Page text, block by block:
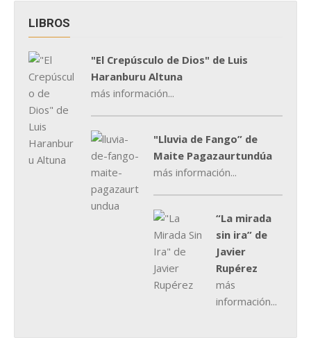
LIBROS
"El Crepúsculo de Dios" de Luis
Haranburu Altuna
más información...
"Lluvia de Fango” de
Maite Pagazaurtundúa
más información...
“La mirada
sin ira” de
Javier
Rupérez
más
información...